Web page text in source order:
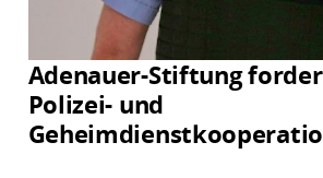
Adenauer-Stiftung
Polizei- und